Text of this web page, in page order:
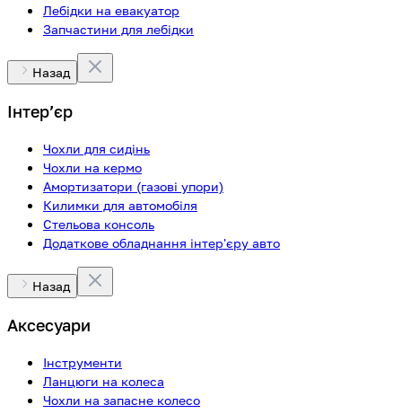
Лебідки на евакуатор
Запчастини для лебідки
Назад
Інтерʼєр
Чохли для сидінь
Чохли на кермо
Амортизатори (газові упори)
Килимки для автомобіля
Стельова консоль
Додаткове обладнання інтер'єру авто
Назад
Аксесуари
Інструменти
Ланцюги на колеса
Чохли на запасне колесо